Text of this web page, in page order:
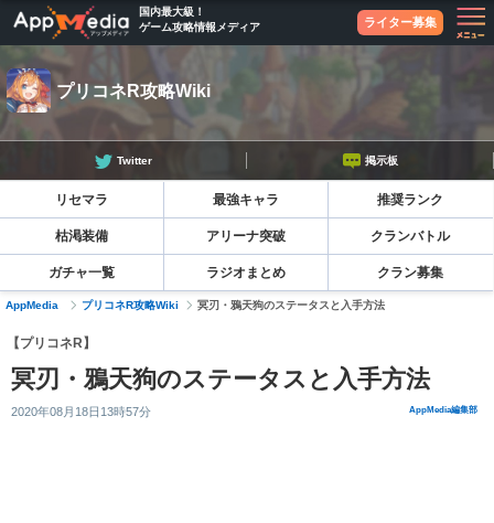
国内最大級！
ゲーム攻略情報メディア
ライター募集
Twitter 掲示板
プリコネR攻略Wiki
リセマラ 最強キャラ 推奨ランク
枯渇装備 アリーナ突破 クランバトル
ガチャ一覧 ラジオまとめ クラン募集
AppMedia プリコネR攻略Wiki 冥刃・鴉天狗のステータスと入手方法
【プリコネR】
冥刃・鴉天狗のステータスと入手方法
2020年08月18日13時57分 AppMedia編集部